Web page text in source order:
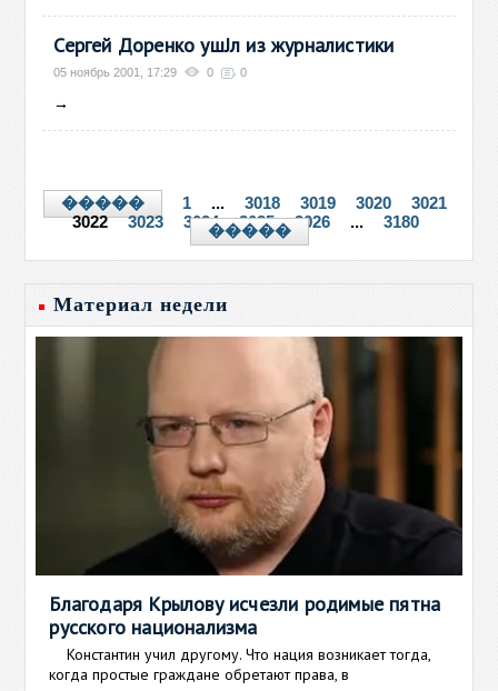
Сергей Доренко ушЈл из журналистики
05 ноябрь 2001, 17:29 0 0
→
����� 1 ... 3018 3019 3020
3021
3022
3023 3024 3025 3026 ... 3180
�����
Материал недели
Благодаря Крылову исчезли родимые пятна
русского национализма
Константин учил другому. Что нация возникает тогда,
когда простые граждане обретают права, в